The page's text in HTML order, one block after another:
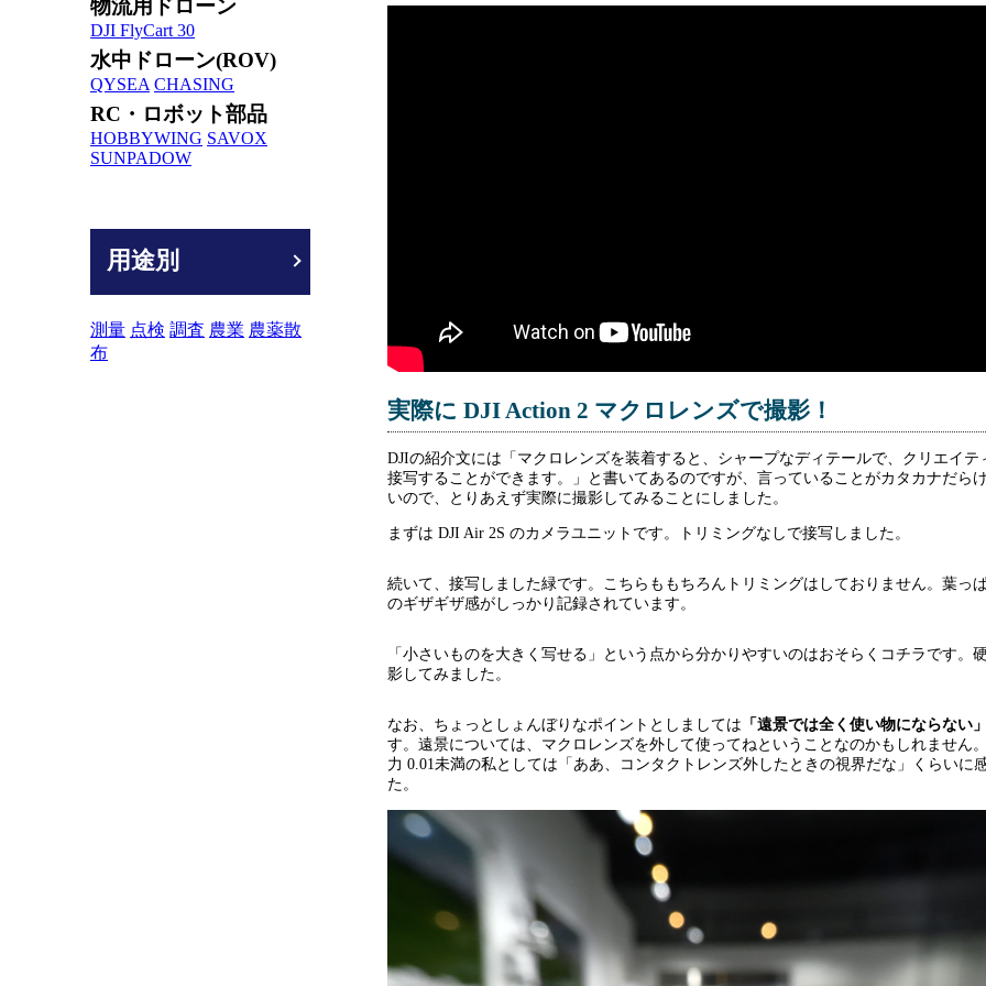
物流用ドローン
DJI FlyCart 30
水中ドローン(ROV)
QYSEA CHASING
RC・ロボット部品
HOBBYWING SAVOX
SUNPADOW
用途別
測量 点検 調査 農業 農薬散
布
実際に DJI Action 2 マクロレンズで撮影！
DJIの紹介文には「マクロレンズを装着すると、シャープなディテールで、クリエイテ
接写することができます。」と書いてあるのですが、言っていることがカタカナだら
いので、とりあえず実際に撮影してみることにしました。
まずは DJI Air 2S のカメラユニットです。トリミングなしで接写しました。
続いて、接写しました緑です。こちらももちろんトリミングはしておりません。葉っ
のギザギザ感がしっかり記録されています。
「小さいものを大きく写せる」という点から分かりやすいのはおそらくコチラです。
影してみました。
なお、ちょっとしょんぼりなポイントとしましては 「遠景では全く使い物にならない」
す。遠景については、マクロレンズを外して使ってねということなのかもしれません
力 0.01未満の私としては「ああ、コンタクトレンズ外したときの視界だな」くらいに
た。